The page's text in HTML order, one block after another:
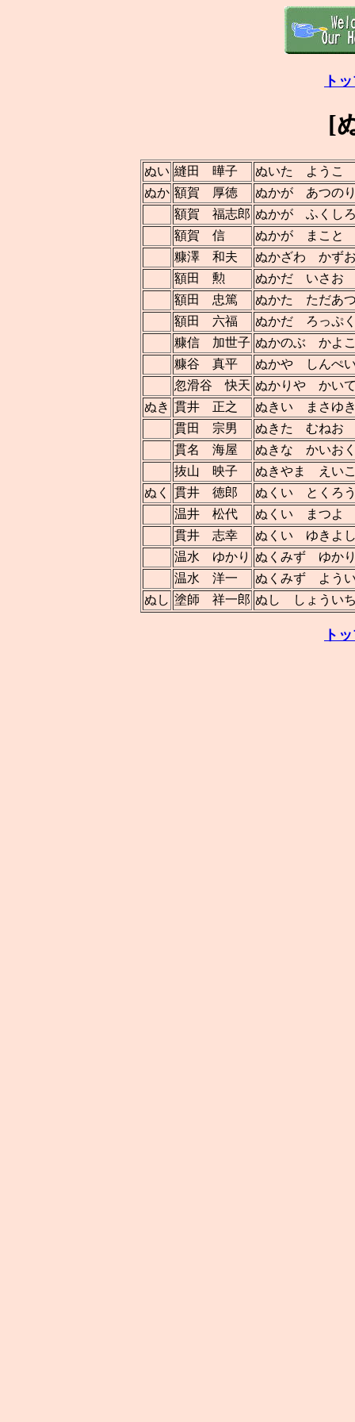
ト
[
ぬい 縫田 曄子
ぬいた ようこ
ぬか 額賀 厚徳
ぬかが あつの
額賀 福志郎 ぬかが ふくし
額賀 信
ぬかが まこと
糠澤 和夫
ぬかざわ かず
額田 勲
ぬかだ いさお
額田 忠篤
ぬかた ただあ
額田 六福
ぬかだ ろっぷ
糠信 加世子 ぬかのぶ かよ
糠谷 真平
ぬかや しんぺ
忽滑谷 快天 ぬかりや かい
ぬき 貫井 正之
ぬきい まさゆ
貫田 宗男
ぬきた むねお
貫名 海屋
ぬきな かいお
抜山 映子
ぬきやま えい
ぬく
貫井 徳郎
ぬくい とくろ
温井 松代
ぬくい まつよ
貫井 志幸
ぬくい ゆきよ
温水 ゆかり ぬくみず ゆか
温水 洋一
ぬくみず よう
ぬし 塗師 祥一郎 ぬし しょうい
ト